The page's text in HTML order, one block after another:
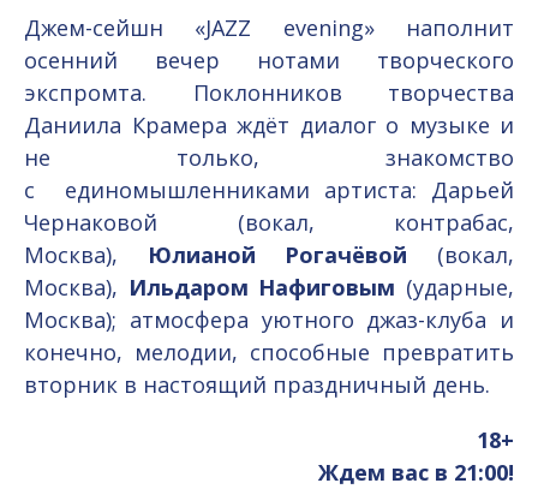
Джем-сейшн «JAZZ evening» наполнит
осенний вечер нотами творческого
экспромта. Поклонников творчества
Даниила Крамера ждёт диалог о музыке и
не только, знакомство
с единомышленниками артиста: Дарьей
Чернаковой (вокал, контрабас,
Москва), Юлианой Рогачёвой (вокал,
Москва), Ильдаром Нафиговым (ударные,
Москва); атмосфера уютного джаз-клуба и
конечно, мелодии, способные превратить
вторник в настоящий праздничный день.
18+
Ждем вас в 21:00!